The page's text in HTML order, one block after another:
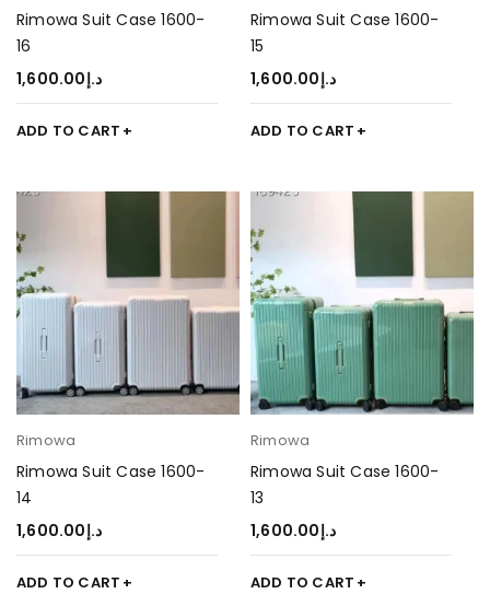
Rimowa Suit Case 1600-
16
د.إ1,600.00
ADD TO CART
Rimowa Suit Case 1600-
15
د.إ1,600.00
ADD TO CART
Rimowa
Rimowa Suit Case 1600-
14
د.إ1,600.00
ADD TO CART
Rimowa
Rimowa Suit Case 1600-
13
د.إ1,600.00
ADD TO CART